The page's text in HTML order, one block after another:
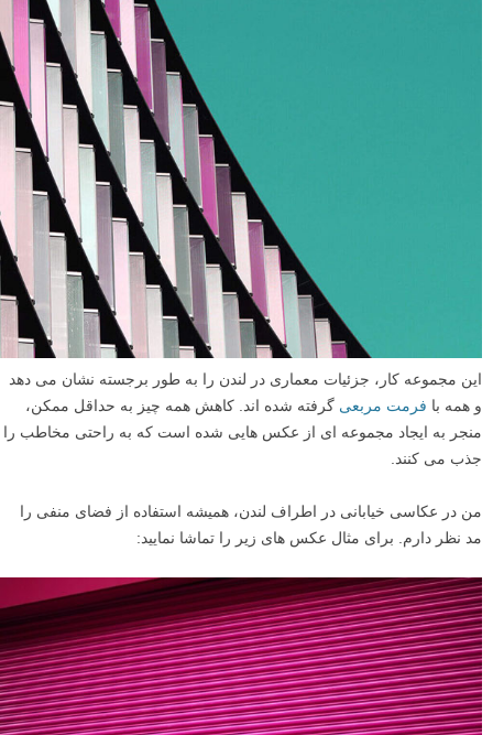
این مجموعه کار، جزئیات معماری در لندن را به طور برجسته نشان می دهد
و همه با فرمت مربعی گرفته شده اند. کاهش همه چیز به حداقل ممکن،
منجر به ایجاد مجموعه ای از عکس هایی شده است که به راحتی مخاطب را
جذب می کنند.
من در عکاسی خیابانی در اطراف لندن، همیشه استفاده از فضای منفی را
مد نظر دارم. برای مثال عکس های زیر را تماشا نمایید: